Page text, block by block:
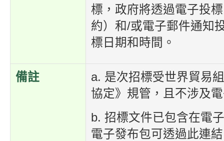
標，政府將透過電子投
約）和/或電子郵件通知
標日期和時間。
備註
a. 是次招標受世界貿易
協定》規管，且不涉及
b. 招標文件已包含在電
電子發布包可透過此連結